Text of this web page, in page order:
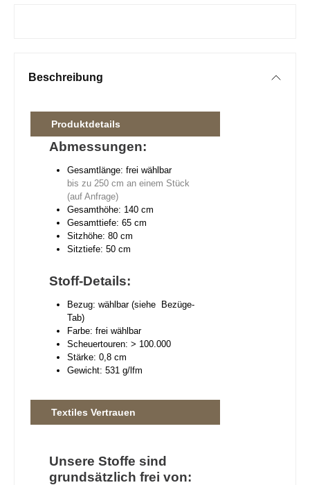
Beschreibung
Produktdetails
Abmessungen:
Gesamtlänge: frei wählbar
bis zu 250 cm an einem Stück
(auf Anfrage)
Gesamthöhe: 140 cm
Gesamttiefe: 65 cm
Sitzhöhe: 80 cm
Sitztiefe: 50 cm
Stoff-Details:
Bezug: wählbar (siehe Bezüge-
Tab)
Farbe: frei wählbar
Scheuertouren: > 100.000
Stärke: 0,8 cm
Gewicht: 531 g/lfm
Textiles Vertrauen
Unsere Stoffe sind
grundsätzlich frei von: